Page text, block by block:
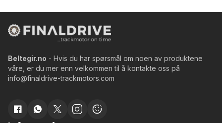
Beltegir.no - Hvis du har spørsmål om noen av produktene
våre, er du mer enn velkommen til å kontakte oss på
info@finaldrive-trackmotors.com